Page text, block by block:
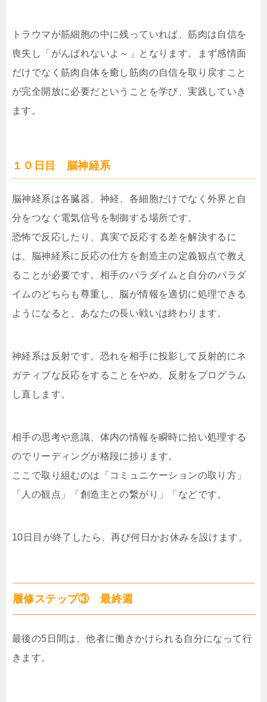
トラウマが筋細胞の中に残っていれば、筋肉は自信を
喪失し「がんばれないよ～」となります。まず感情面
だけでなく筋肉自体を癒し筋肉の自信を取り戻すこと
が完全開放に必要だということを学び、実践していき
ます。
１０日目 脳神経系
脳神経系は各臓器、神経、各細胞だけでなく外界と自
分をつなぐ電気信号を制御する場所です。
恐怖で反応したり、真実で反応する差を解決するに
は、脳神経系に反応の仕方を創造主の定義観点で教え
ることが必要です。相手のパラダイムと自分のパラダ
イムのどちらも尊重し、脳が情報を適切に処理できる
ようになると、あなたの長い戦いは終わります。
神経系は反射です。恐れを相手に投影して反射的にネ
ガティブな反応をすることをやめ、反射をプログラム
し直します。
相手の思考や意識、体内の情報を瞬時に拾い処理する
のでリーディングが格段に捗ります。
ここで取り組むのは「コミュニケーションの取り方」
「人の観点」「創造主との繋がり」「などです。
10日目が終了したら、再び何日かお休みを設けます。
履修ステップ③ 最終週
最後の5日間は、他者に働きかけられる自分になって行
きます。